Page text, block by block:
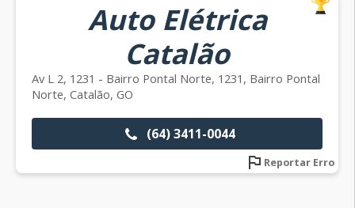
Auto Elétrica
Catalão
Av L 2, 1231 - Bairro Pontal Norte, 1231, Bairro Pontal
Norte, Catalão, GO
(64) 3411-0044
Reportar Erro